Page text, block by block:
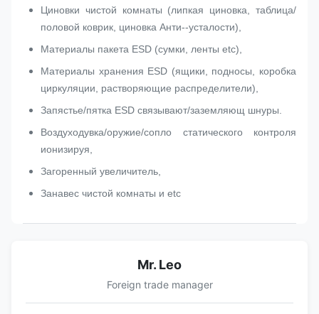
Циновки чистой комнаты (липкая циновка, таблица/
половой коврик, циновка Анти--усталости),
Материалы пакета ESD (сумки, ленты etc),
Материалы хранения ESD (ящики, подносы, коробка
циркуляции, растворяющие распределители),
Запястье/пятка ESD связывают/заземляющ шнуры.
Воздуходувка/оружие/сопло статического контроля
ионизируя,
Загоренный увеличитель,
Занавес чистой комнаты и etc
Mr. Leo
Foreign trade manager